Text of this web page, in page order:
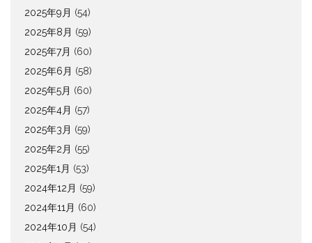
2025年9月 (54)
2025年8月 (59)
2025年7月 (60)
2025年6月 (58)
2025年5月 (60)
2025年4月 (57)
2025年3月 (59)
2025年2月 (55)
2025年1月 (53)
2024年12月 (59)
2024年11月 (60)
2024年10月 (54)